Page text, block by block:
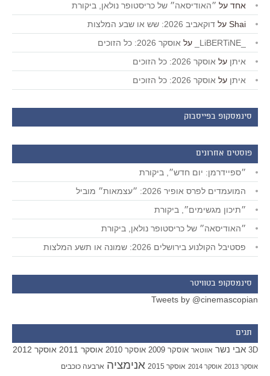
אחד על ״האודיסאה״ של כריסטופר נולאן, ביקורת
Shai על דוקאביב 2026: שש או שבע המלצות
על אוסקר 2026: כל הזוכים
איתן על אוסקר 2026: כל הזוכים
איתן על אוסקר 2026: כל הזוכים
סינמסקופ בפייסבוק
פוסטים אחרונים
״ספיידרמן: יום חדש״, ביקורת
המועמדים לפרס אופיר 2026: ״עצמאות״ מוביל
״תיכון מגשימים״, ביקורת
״האודיסאה״ של כריסטופר נולאן, ביקורת
פסטיבל הקולנוע בירושלים 2026: שמונה או תשע המלצות
סינמסקופ בטוויטר
Tweets by @cinemascopian
תגים
3D אבי נשר אווטאר אוסקר 2009 אוסקר 2010 אוסקר 2011 אוסקר 2012
אוסקר 2013 אוסקר 2014 אוסקר 2015 אנימציה ארבעה כוכבים